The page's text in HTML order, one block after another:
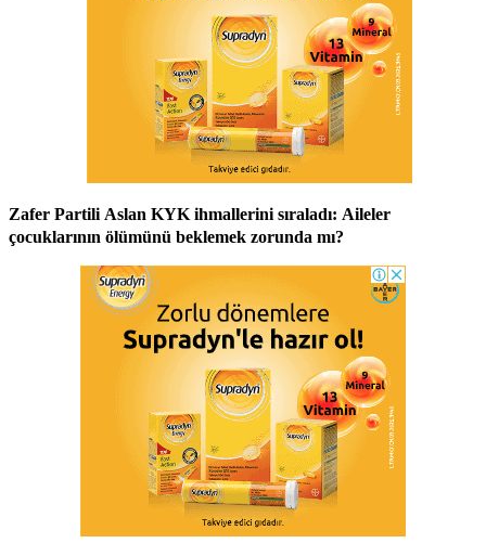
Zafer Partili Aslan KYK ihmallerini sıraladı: Aileler
çocuklarının ölümünü beklemek zorunda mı?